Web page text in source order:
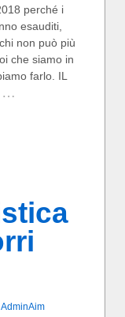
perché i
esauditi,
non può più
che siamo in
farlo. IL
…